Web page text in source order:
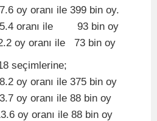
oranı ile 399 bin oy.
ile 93 bin oy
ile 73 bin oy
seçimlerine;
oranı ile 375 bin oy
ile 88 bin oy
ile 88 bin oy